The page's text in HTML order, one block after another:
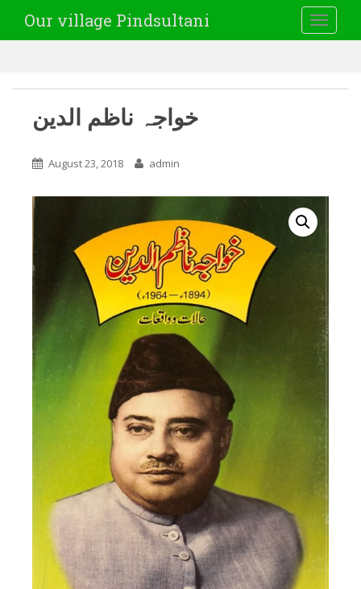
Our village Pindsultani
خواجہ ناظم الدین
August 23, 2018 admin